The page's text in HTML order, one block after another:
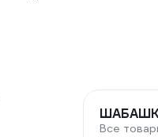
Все